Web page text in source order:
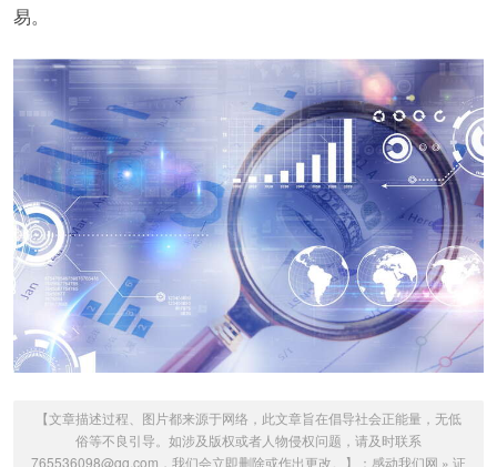
易。
【文章描述过程、图片都来源于网络，此文章旨在倡导社会正能量，无低
俗等不良引导。如涉及版权或者人物侵权问题，请及时联系
765536098@qq.com，我们会立即删除或作出更改。】： 感动我们网 » 证